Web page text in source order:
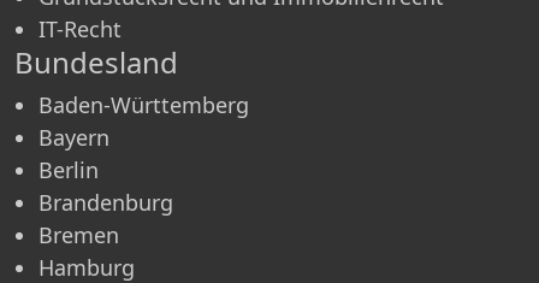
IT-Recht
Bundesland
Baden-Württemberg
Bayern
Berlin
Brandenburg
Bremen
Hamburg